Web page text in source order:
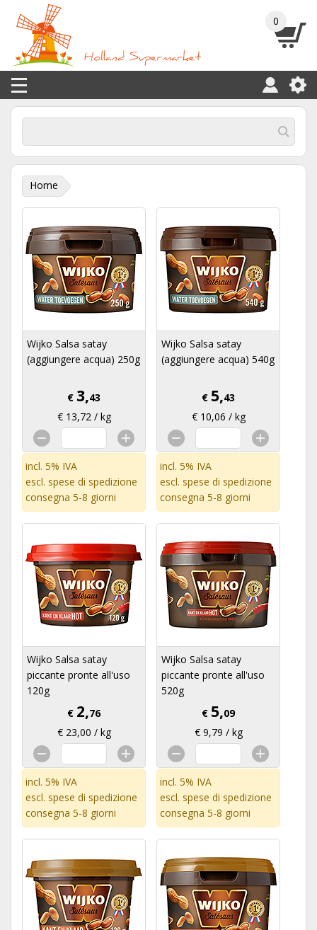
0
Home
Wijko Salsa satay
(aggiungere acqua) 250g
€ 3,43
€ 13,72 / kg
incl. 5% IVA
escl. spese di spedizione
consegna 5-8 giorni
Wijko Salsa satay
(aggiungere acqua) 540g
€ 5,43
€ 10,06 / kg
incl. 5% IVA
escl. spese di spedizione
consegna 5-8 giorni
Wijko Salsa satay
piccante pronte all'uso
120g
€ 2,76
€ 23,00 / kg
incl. 5% IVA
escl. spese di spedizione
consegna 5-8 giorni
Wijko Salsa satay
piccante pronte all'uso
520g
€ 5,09
€ 9,79 / kg
incl. 5% IVA
escl. spese di spedizione
consegna 5-8 giorni